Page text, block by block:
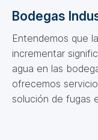
Bodegas
Entendemos que
incrementar
agua en las
ofrecemos
solución de fugas